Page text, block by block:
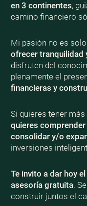
en 3 continentes,
camino financiero
Mi pasión no es
ofrecer tranquilidad
disfruten del
plenamente el
financieras y
Si quieres tener
quieres
consolidar y/o
inversiones
Te invito a dar hoy
asesoría gratuita.
construir juntos el